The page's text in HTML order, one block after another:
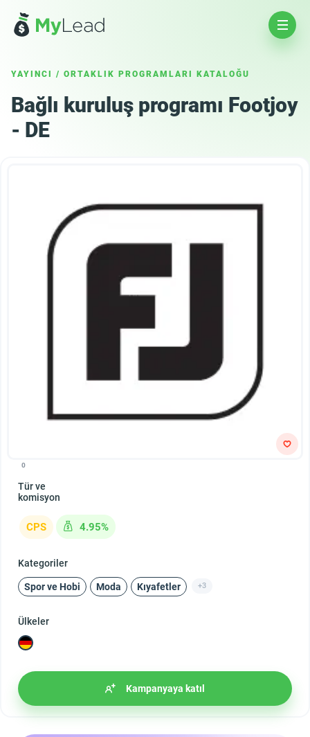
YAYINCI / ORTAKLIK PROGRAMLARI KATALOĞU
Bağlı kuruluş programı Footjoy
- DE
0
Tür ve
komisyon
CPS 4.95%
Kategoriler
Spor ve Hobi Moda Kıyafetler +3
Ülkeler
Kampanyaya katıl